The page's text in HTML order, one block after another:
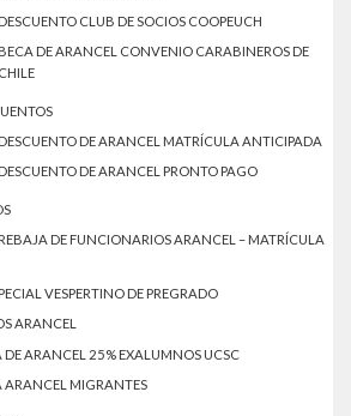
DESCUENTO CLUB DE SOCIOS COOPEUCH
BECA DE ARANCEL CONVENIO CARABINEROS DE
CHILE
DESCUENTO DE ARANCEL MATRÍCULA ANTICIPADA
DESCUENTO DE ARANCEL PRONTO PAGO
REBAJA DE FUNCIONARIOS ARANCEL – MATRÍCULA
VESPERTINO DE PREGRADO
ARANCEL
DE ARANCEL 25% EXALUMNOS UCSC
ARANCEL MIGRANTES